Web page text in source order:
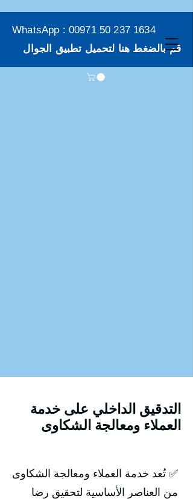
WhatsApp : 00971 50 237 1634
قم بالضغط هنا لتحميل تطبيق الجوال
التدقيق الداخلي على خدمة
العملاء ومعالجة الشكاوى
✅ تُعد خدمة العملاء ومعالجة الشكاوى
من العناصر الأساسية لتحقيق رضا